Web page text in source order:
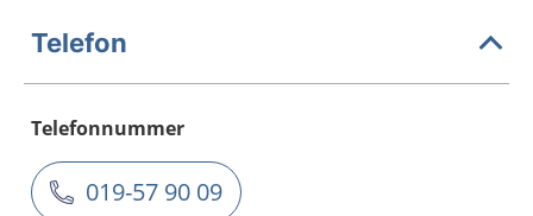
Telefon
Telefonnummer
019-57 90 09